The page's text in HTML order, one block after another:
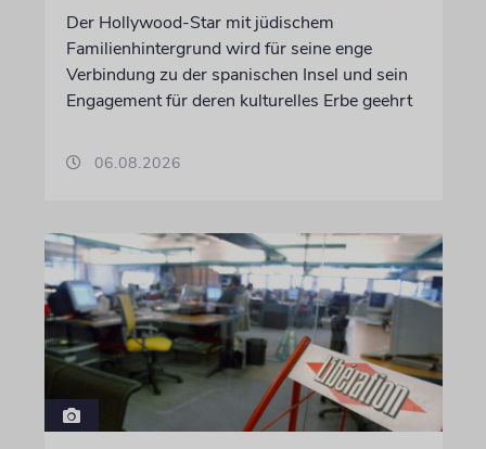
Der Hollywood-Star mit jüdischem
Familienhintergrund wird für seine enge
Verbindung zu der spanischen Insel und sein
Engagement für deren kulturelles Erbe geehrt
06.08.2026